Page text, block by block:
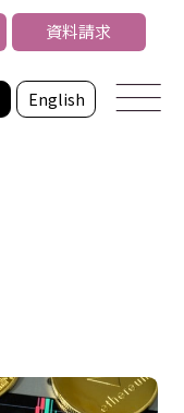
English
資料請求